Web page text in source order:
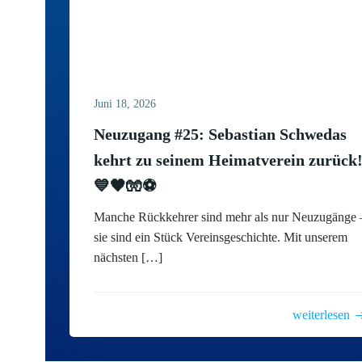
Juni 18, 2026
Neuzugang #25: Sebastian Schwedas
kehrt zu seinem Heimatverein zurück!
💙🖤🧤⚽
Manche Rückkehrer sind mehr als nur Neuzugänge
sie sind ein Stück Vereinsgeschichte. Mit unserem
nächsten […]
weiterlesen